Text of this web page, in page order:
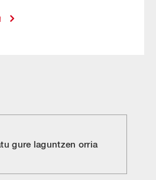
gure laguntzen orria